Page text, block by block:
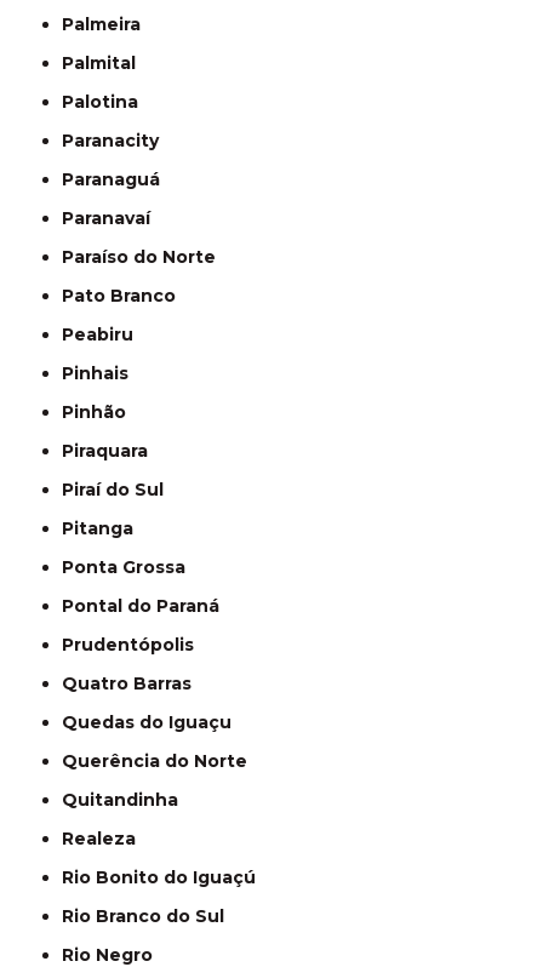
Palmeira
Palmital
Palotina
Paranacity
Paranaguá
Paranavaí
Paraíso do Norte
Pato Branco
Peabiru
Pinhais
Pinhão
Piraquara
Piraí do Sul
Pitanga
Ponta Grossa
Pontal do Paraná
Prudentópolis
Quatro Barras
Quedas do Iguaçu
Querência do Norte
Quitandinha
Realeza
Rio Bonito do Iguaçú
Rio Branco do Sul
Rio Negro